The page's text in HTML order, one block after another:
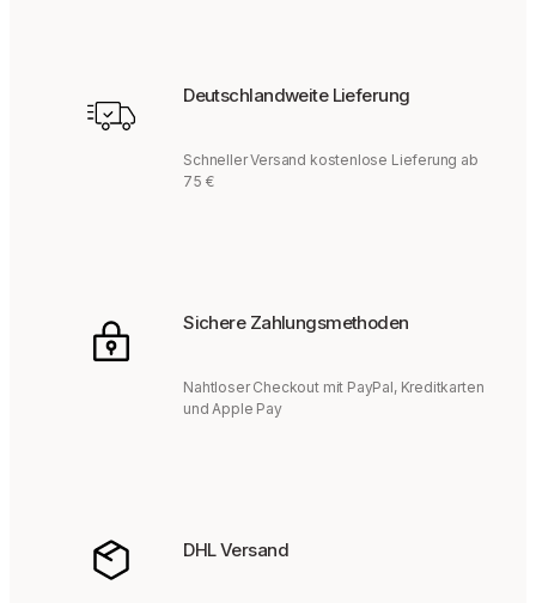
Deutschlandweite Lieferung
Schneller Versand kostenlose Lieferung ab
75 €
Sichere Zahlungsmethoden
Nahtloser Checkout mit PayPal, Kreditkarten
und Apple Pay
DHL Versand